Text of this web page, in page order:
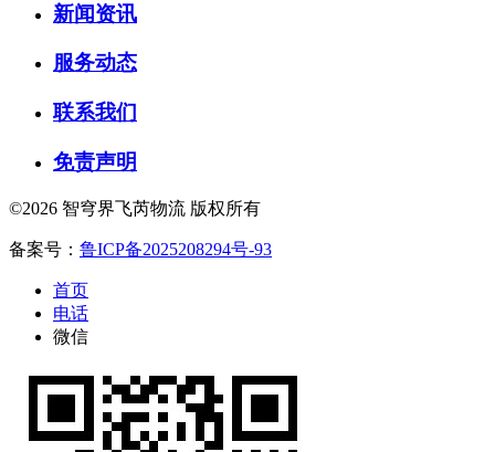
新闻资讯
服务动态
联系我们
免责声明
©2026 智穹界飞芮物流 版权所有
备案号： 鲁ICP备2025208294号-93
首页
电话
微信